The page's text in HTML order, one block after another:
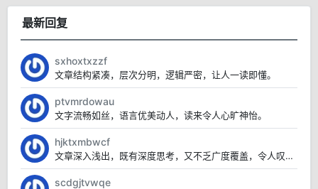
最新回复
sxhoxtxzzf
文章结构紧凑，层次分明，逻辑严密，让人一读即懂。
ptvmrdowau
文字流畅如丝，语言优美动人，读来令人心旷神怡。
hjktxmbwcf
文章深入浅出，既有深度思考，又不乏广度覆盖，令人叹为观止。
scdgjtvwqe